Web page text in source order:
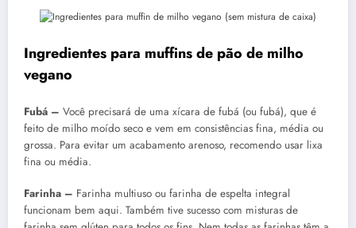
Ingredientes para muffins de pão de milho
vegano
Fubá – Você precisará de uma xícara de fubá (ou fubá), que é
feito de milho moído seco e vem em consistências fina, média ou
grossa. Para evitar um acabamento arenoso, recomendo usar lixa
fina ou média.
Farinha – Farinha multiuso ou farinha de espelta integral
funcionam bem aqui. Também tive sucesso com misturas de